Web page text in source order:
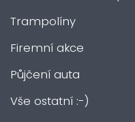
Trampolíny
Firemní akce
Půjčení auta
Vše ostatní :-)